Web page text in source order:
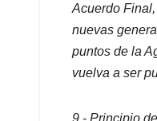
Acuerdo
nuevas
puntos de la
vuelva a ser
9.- Principio